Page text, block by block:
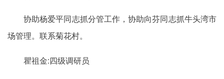
协助杨爱平同志抓分管工作，协助向芬同志抓牛头湾市
场管理。联系菊花村。
瞿祖金:四级调研员